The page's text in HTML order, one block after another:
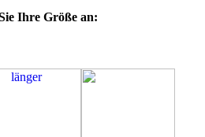
Ihre Größe an: